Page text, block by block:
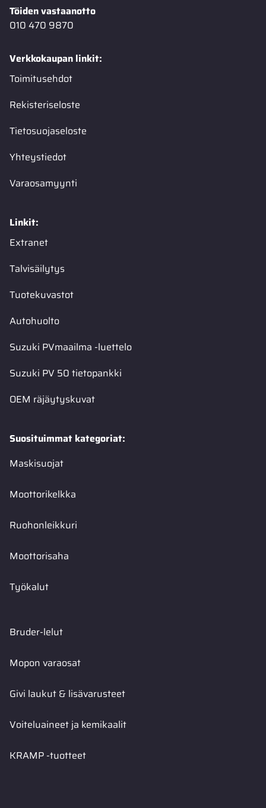
Töiden vastaanotto
010 470 9870
Verkkokaupan linkit:
Toimitusehdot
Rekisteriseloste
Tietosuojaseloste
Yhteystiedot
Varaosamyynti
Linkit:
Extranet
Talvisäilytys
Tuotekuvastot
Autohuolto
Suzuki PVmaailma -luettelo
Suzuki PV 50 tietopankki
OEM räjäytyskuvat
Suosituimmat kategoriat:
Maskisuojat
Moottorikelkka
Ruohonleikkuri
Moottorisaha
Työkalut
Bruder-lelut
Mopon varaosat
Givi laukut & lisävarusteet
Voiteluaineet ja kemikaalit
KRAMP -tuotteet